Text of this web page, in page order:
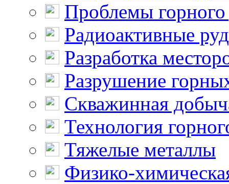
Проблемы горного
Радиоактивные
Разработка
Разрушение
Скважинная
Технология
Тяжелые металлы
Физико-